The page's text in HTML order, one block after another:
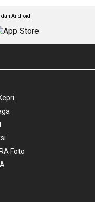
Android
Foto